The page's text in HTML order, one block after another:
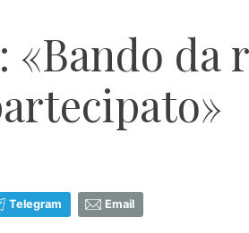
«Bando da
Telegram Email